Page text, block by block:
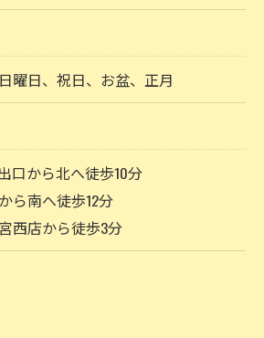
曜日、祝日、お盆、正月
口から北へ徒歩10分
ら南へ徒歩12分
西店から徒歩3分